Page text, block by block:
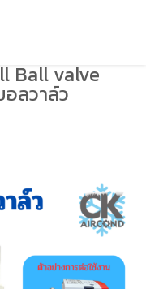
Ball valve
ลวาล์ว